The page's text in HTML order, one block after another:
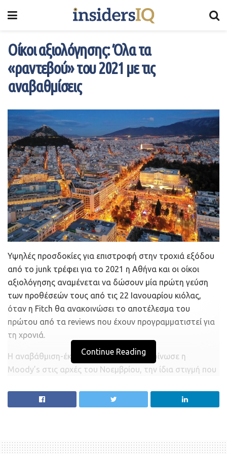
Οίκοι αξιολόγησης: Όλα τα
«ραντεβού» του 2021 με τις
αναβαθμίσεις
Υψηλές προσδοκίες για επιστροφή στην τροχιά εξόδου
από το junk τρέφει για το 2021 η Αθήνα και οι οίκοι
αξιολόγησης αναμένεται να δώσουν μία πρώτη γεύση
των προθέσεών τους από τις 22 Ιανουαρίου κιόλας,
όταν η Fitch θα ανακοινώσει το αποτέλεσμα του
πρώτου από τα reviews που έχουν προγραμματιστεί για
τη χρονιά.
Η αναβάθμιση-έκπληξη την οποία ανακοίνωσε η
Moody’s στις αρχές του Νοεμβρίου, την ίδια στιγμή που
σαφές σήμα ότι οι οίκοι αξιολόγησης βλέπουν τη χώρα
με άλλο μάτι. Σε μία χρονιά όπου οι υποβαθμίσεις
εικόνα των περισσότερων χωρών, η Ελλάδα κινήθηκε
Continue Reading